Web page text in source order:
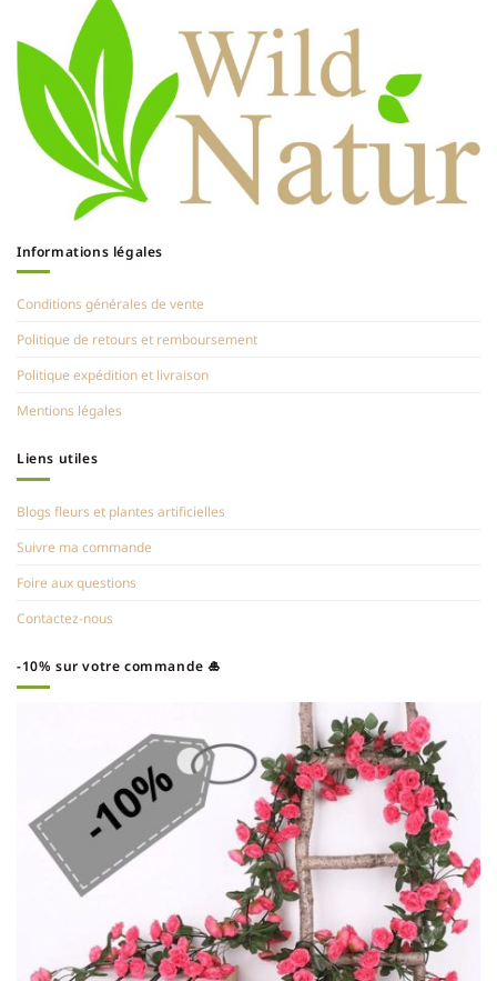
Informations légales
Conditions générales de vente
Politique de retours et remboursement
Politique expédition et livraison
Mentions légales
Liens utiles
Blogs fleurs et plantes artificielles
Suivre ma commande
Foire aux questions
Contactez-nous
-10% sur votre commande 🎍